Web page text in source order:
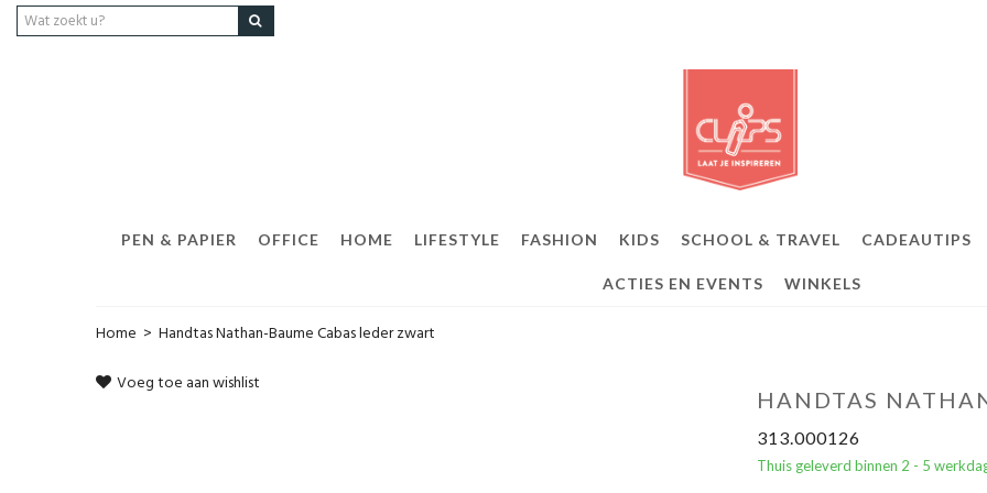
PEN & PAPIER OFFICE HOME LIFESTYLE FASHION KIDS SCHOOL & TRAVEL CADEAUTIPS
ACTIES EN EVENTS WINKELS
Home > Handtas Nathan-Baume Cabas leder zwart
Voeg toe aan wishlist
HANDTAS
313.000126
Thuis geleverd binnen 2 - 5